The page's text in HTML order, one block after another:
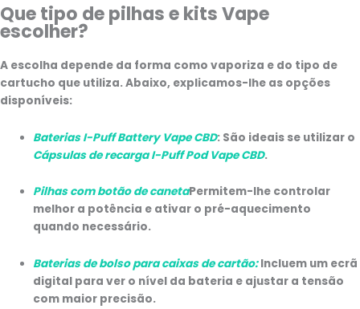
Que tipo de pilhas e kits Vape
escolher?
A escolha depende da forma como vaporiza e do tipo de
cartucho que utiliza. Abaixo, explicamos-lhe as opções
disponíveis:
Baterias I-Puff Battery Vape CBD: São ideais se utilizar o
Cápsulas de recarga I-Puff Pod Vape CBD.
Pilhas com botão de canetaPermitem-lhe controlar
melhor a potência e ativar o pré-aquecimento
quando necessário.
Baterias de bolso para caixas de cartão:Incluem um ecrã
digital para ver o nível da bateria e ajustar a tensão
com maior precisão.